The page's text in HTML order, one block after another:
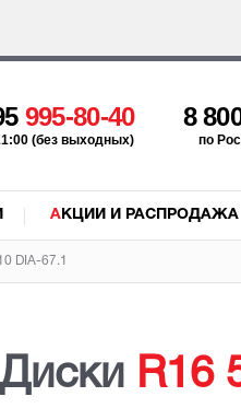
995-80-40
(без выходных)
8
по
АКЦИИ И РАСПРОДАЖА
DIA-67.1
Диски R16